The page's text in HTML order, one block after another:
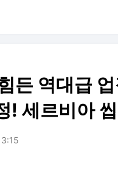
든 역대급
! 세르비아